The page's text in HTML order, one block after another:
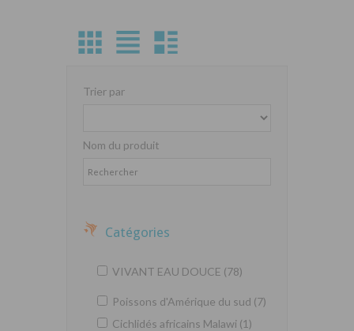
Trier par
Nom du produit
Catégories
VIVANT EAU DOUCE (78)
Poissons d'Amérique du sud (7)
Cichlidés africains Malawi (1)